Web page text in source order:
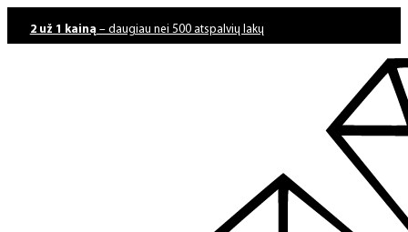
2 už 1 kainą – daugiau nei 500 atspalvių lakų